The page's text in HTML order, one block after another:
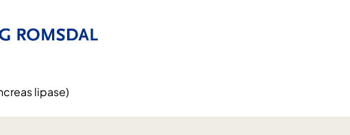
lipase)